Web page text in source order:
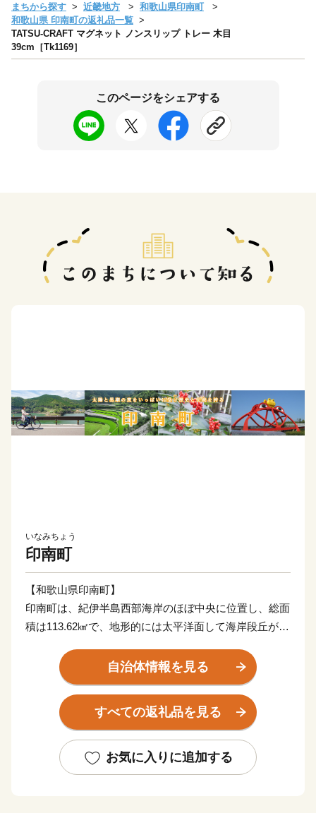
まちから探す 近畿地方
和歌山県印南町
和歌山県 印南町の返礼品一覧
TATSU-CRAFT マグネット ノンスリップ トレー 木目
39cm［Tk1169］
このページをシェアする
いなみちょう
印南町
【和歌山県印南町】
印南町は、紀伊半島西部海岸のほぼ中央に位置し、総面
積は113.62㎢で、地形的には太平洋面して海岸段丘が広
峰などの山々が連なっています。
また、三ヶ峰付近からは切目川が流れ、印南原付近から
は印南川が町の中心部を流れて太平洋に注いでいます。
印南町は歴史も古く、数々の伝説や言伝えを残す歴史遺
産が町内に多く点在するなど、観光面でも魅力を秘めた
自治体情報を見る
すべての返礼品を見る
お気に入りに追加する